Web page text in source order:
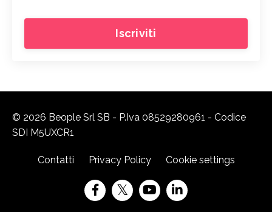
Iscriviti
© 2026 Beople Srl SB - P.Iva 08529280961 - Codice
SDI M5UXCR1
Contatti Privacy Policy Cookie settings